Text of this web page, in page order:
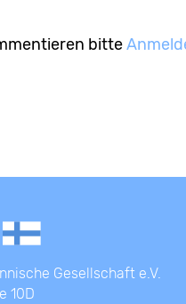
bitte
Gesellschaft e.V.
10D